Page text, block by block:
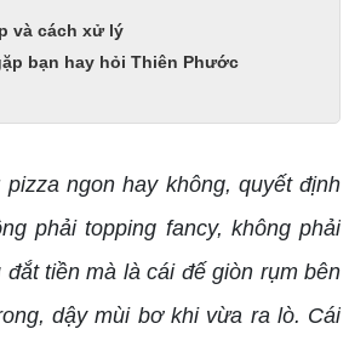
và cách xử lý
bạn hay hỏi Thiên Phước
ngon hay không, quyết định
phải topping fancy, không phải
tiền mà là cái đế giòn rụm bên
dậy mùi bơ khi vừa ra lò. Cái